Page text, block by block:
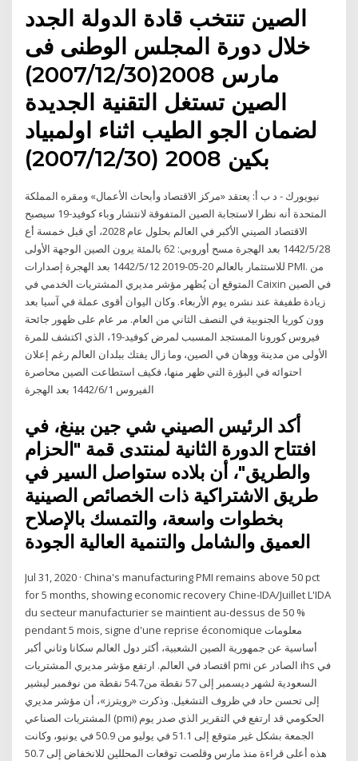
الصين تنتخب قادة الدولة الجدد
خلال دورة المجلس الوطنى فى
مارس 2008(2007/12/30)
الصين تستغل التقنية الجديدة
لضمان الجو الطيب اثناء اولمبياد
بكين 2008 (2007/12/30)
نيويورك - د ب أ: يعتقد «مركز الاقتصاد وأبحاث الأعمال» ومقره المملكة
المتحدة أنه نظرا لاستجابة الصين المتفوقة لانتشار وباء كوفيد-19 سيصبح
الاقتصاد الصيني الأكبر في العالم بحلول عام 2028، أي قبل خمسة أع
28‏‏/5‏‏/1442 بعد الهجرة مسح أوروبي: 62 بالمئة يرون الصين الوجهة الأولى
للاستثمار بالعالم 20-05-2019 12‏‏/5‏‏/1442 بعد الهجرة إصدارات PMI. من
المتوقع أن يُظهر مؤشر مديري المشتريات الخدمي في Caixin في الصين
زيادة طفيفة عند نشره يوم الأربعاء. وكان اليوان أقوى عملة في آسيا بعد
وون كوريا الجنوبية في النصف الثاني من العام. مر عام على ظهور جائحة
فيروس كورونا المستجد المسبب لمرض كوفيد-19، الذي اكتشف للمرة
الأولى من مدينة ووهان في الصين، وما زال يفتك ببلدان العالم رغم إعلان
احتوائه في البؤرة التي ظهر منها، فكيف استطاعت الصين محاصرة
الفيروس 1‏‏/6‏‏/1442 بعد الهجرة
أكد الرئيس الصيني شي جين بينغ، في
افتتاح الدورة الثانية لمنتدى قمة "الحزام
والطريق"، أن بلاده ستواصل السير في
طريق الاشتراكية ذات الخصائص الصينية
بخطوات واسعة، والتمسك بالإصلاح
العميق والشامل والتنمية العالية الجودة
Jul 31, 2020 · China's manufacturing PMI remains above 50 pct
for 5 months, showing economic recovery Chine-IDA/Juillet L'IDA
du secteur manufacturier se maintient au-dessus de 50 %
pendant 5 mois, signe d'une reprise économique معلومات
أساسية عن جمهورية الصين الشعبية، أكثر دول العالم سكانا وثاني أكبر
اقتصاد في العالم. ارتفع مؤشر مديري المشتريات pmi الصادر عن ihs في
السعودية لشهر ديسمبر إلى 57 نقطة من54.7 نقطة من نوفمبر ليشير
إلى تحسن حاد في ظروف التشغيل. وذكرت «رويترز»، أن مؤشر مديري
المشتريات الصناعي (pmi) الحكومي قد ارتفع في التقرير الذي صدر يوم
الجمعة بشكل غير متوقع إلى 51.1 في يوليو من 50.9 في يونيو، وكانت
هذه أعلى قراءة منذ مارس وقلصت توقعات المحللين للانخفاض إلى 50.7